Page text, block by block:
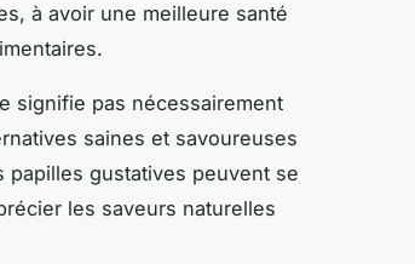
à avoir une meilleure santé
signifie pas nécessairement
saines et savoureuses
gustatives peuvent se
les saveurs naturelles